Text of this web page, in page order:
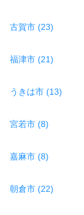
古賀市 (23)
福津市 (21)
うきは市 (13)
宮若市 (8)
嘉麻市 (8)
朝倉市 (22)